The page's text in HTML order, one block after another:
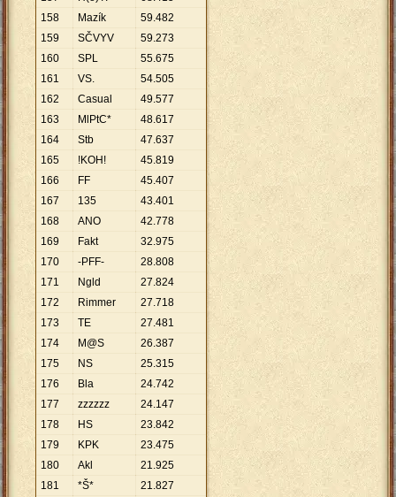
158
Mazík 59.482
159
SČVYV 59.273
160
SPL 55.675
161
VS. 54.505
162
Casual 49.577
163
MlPtC* 48.617
164
Stb 47.637
165
!KOH! 45.819
166
FF 45.407
167
135 43.401
168
ANO 42.778
169
Fakt 32.975
170
-PFF- 28.808
171
Ngld 27.824
172
Rimmer 27.718
173
TE 27.481
174
M@S 26.387
175
NS 25.315
176
Bla 24.742
177
zzzzzz 24.147
178
HS 23.842
179
KPK 23.475
180
Akl 21.925
181
*Š* 21.827